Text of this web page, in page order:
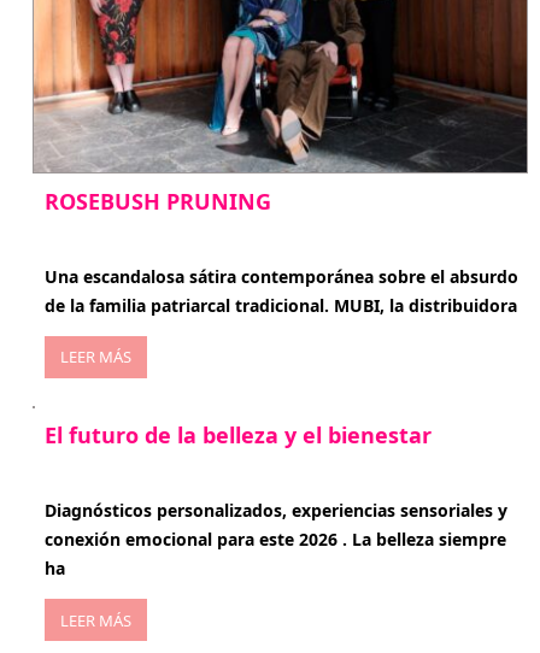
ROSEBUSH PRUNING
Una escandalosa sátira contemporánea sobre el absurdo
de la familia patriarcal tradicional. MUBI, la distribuidora
LEER MÁS
El futuro de la belleza y el bienestar
Diagnósticos personalizados, experiencias sensoriales y
conexión emocional para este 2026 . La belleza siempre
ha
LEER MÁS